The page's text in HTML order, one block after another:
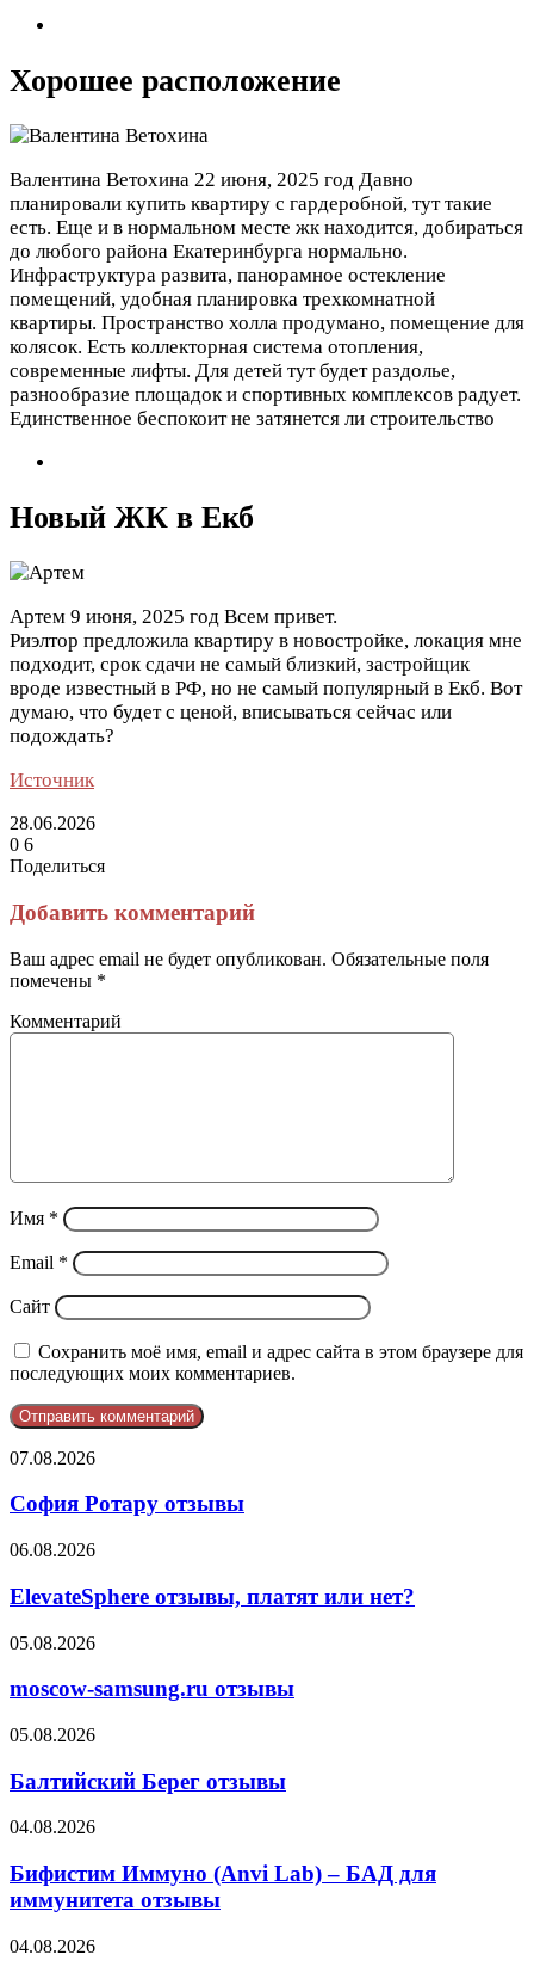
Хорошее расположение
Валентина Ветохина 22 июня, 2025 год Давно
планировали купить квартиру с гардеробной, тут такие
есть. Еще и в нормальном месте жк находится, добираться
до любого района Екатеринбурга нормально.
Инфраструктура развита, панорамное остекление
помещений, удобная планировка трехкомнатной
квартиры. Пространство холла продумано, помещение для
колясок. Есть коллекторная система отопления,
современные лифты. Для детей тут будет раздолье,
разнообразие площадок и спортивных комплексов радует.
Единственное беспокоит не затянется ли строительство
Новый ЖК в Екб
Артем 9 июня, 2025 год Всем привет.
Риэлтор предложила квартиру в новостройке, локация мне
подходит, срок сдачи не самый близкий, застройщик
вроде известный в РФ, но не самый популярный в Екб. Вот
думаю, что будет с ценой, вписываться сейчас или
подождать?
Источник
28.06.2026
0 6
Поделиться
через
электронную
почту
Добавить комментарий
Ваш адрес email не будет опубликован. Обязательные поля
помечены *
Комментарий
Имя *
Email *
Сайт
Сохранить моё имя, email и адрес сайта в этом браузере для
последующих моих комментариев.
София
отзывы
07.08.2026
София Ротару отзывы
ElevateSphere
платят
или
нет?
06.08.2026
ElevateSphere отзывы, платят или нет?
moscow-
отзывы
05.08.2026
moscow-samsung.ru отзывы
Балтийский
отзывы
05.08.2026
Балтийский Берег отзывы
Бифистим
(Anvi
Lab)
–
для
04.08.2026
Бифистим Иммуно (Anvi Lab) – БАД для
иммунитета отзывы
Компания
04.08.2026